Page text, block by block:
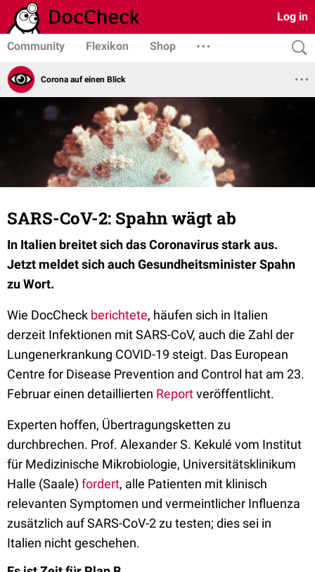
Log in
Community Flexikon Shop
Corona auf einen Blick
SARS-CoV-2: Spahn wägt ab
In Italien breitet sich das Coronavirus stark aus.
Jetzt meldet sich auch Gesundheitsminister Spahn
zu Wort.
Wie DocCheck berichtete, häufen sich in Italien
derzeit Infektionen mit SARS-CoV, auch die Zahl der
Lungenerkrankung COVID-19 steigt. Das European
Centre for Disease Prevention and Control hat am 23.
Februar einen detaillierten Reportveröffentlicht.
Experten hoffen, Übertragungsketten zu
durchbrechen. Prof. Alexander S. Kekulé vom Institut
für Medizinische Mikrobiologie, Universitätsklinikum
Halle (Saale) fordert, alle Patienten mit klinisch
relevanten Symptomen und vermeintlicher Influenza
zusätzlich auf SARS-CoV-2 zu testen; dies sei in
Italien nicht geschehen.